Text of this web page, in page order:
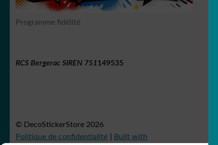
Programme fidélité
RCS Bergerac SIREN 751149535
© DecoStickerStore 2026
Politique de confidentialité
Built with